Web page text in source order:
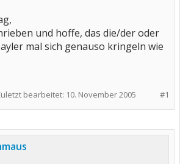
und hoffe, das die/der oder
mal sich genauso kringeln wie
#1
bearbeitet: 10. November 2005